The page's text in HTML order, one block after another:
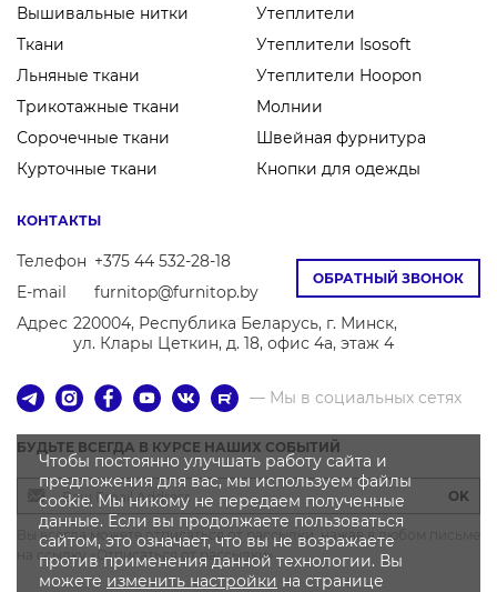
Вышивальные нитки
Ткани
Льняные ткани
Трикотажные ткани
Сорочечные ткани
Курточные ткани
Утеплители
Утеплители Isosoft
Утеплители Hoopon
Молнии
Швейная фурнитура
Кнопки для одежды
ОБРАТНЫЙ ЗВОНОК
КОНТАКТЫ
Телефон +375 44 532-28-18
E-mail
furnitop@furnitop.by
Адрес 220004, Республика Беларусь, г. Минск,
ул. Клары Цеткин, д. 18, офис 4а, этаж 4
— Мы в социальных сетях
БУДЬТЕ ВСЕГДА В КУРСЕ НАШИХ СОБЫТИЙ
OK
Вы всегда можете отписаться от рассылки, нажав в любом письме
на ссылку «Отписаться от рассылки»
Чтобы постоянно улучшать работу сайта и
предложения для вас, мы используем файлы
cookie. Мы никому не передаем полученные
данные. Если вы продолжаете пользоваться
сайтом, это означает, что вы не возражаете
против применения данной технологии. Вы
можете изменить настройки на странице